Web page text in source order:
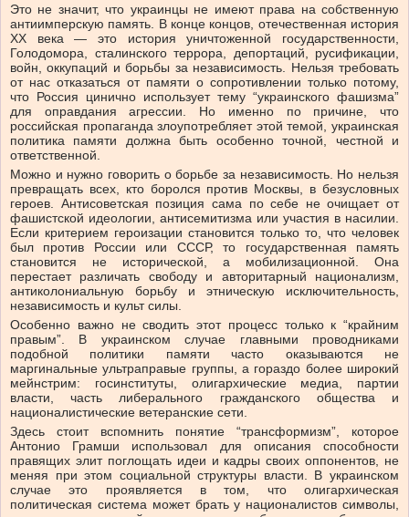
Это не значит, что украинцы не имеют права на собственную
антиимперскую память. В конце концов, отечественная история
XX века — это история уничтоженной государственности,
Голодомора, сталинского террора, депортаций, русификации,
войн, оккупаций и борьбы за независимость. Нельзя требовать
от нас отказаться от памяти о сопротивлении только потому,
что Россия цинично использует тему “украинского фашизма”
для оправдания агрессии. Но именно по причине, что
российская пропаганда злоупотребляет этой темой, украинская
политика памяти должна быть особенно точной, честной и
ответственной.
Можно и нужно говорить о борьбе за независимость. Но нельзя
превращать всех, кто боролся против Москвы, в безусловных
героев. Антисоветская позиция сама по себе не очищает от
фашистской идеологии, антисемитизма или участия в насилии.
Если критерием героизации становится только то, что человек
был против России или СССР, то государственная память
становится не исторической, а мобилизационной. Она
перестает различать свободу и авторитарный национализм,
антиколониальную борьбу и этническую исключительность,
независимость и культ силы.
Особенно важно не сводить этот процесс только к “крайним
правым”. В украинском случае главными проводниками
подобной политики памяти часто оказываются не
маргинальные ультраправые группы, а гораздо более широкий
мейнстрим: госинституты, олигархические медиа, партии
власти, часть либерального гражданского общества и
националистические ветеранские сети.
Здесь стоит вспомнить понятие “трансформизм”, которое
Антонио Грамши использовал для описания способности
правящих элит поглощать идеи и кадры своих оппонентов, не
меняя при этом социальной структуры власти. В украинском
случае это проявляется в том, что олигархическая
политическая система может брать у националистов символы,